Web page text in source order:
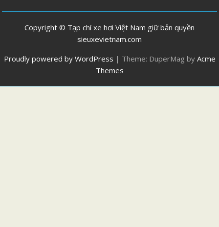
Copyright © Tạp chí xe hơi Việt Nam giữ bản quyền
sieuxevietnam.com
Proudly powered by WordPress | Theme: DuperMag by Acme
Themes